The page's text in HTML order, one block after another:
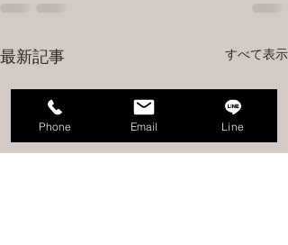
最新記事 すべて表示
Phone Email Line